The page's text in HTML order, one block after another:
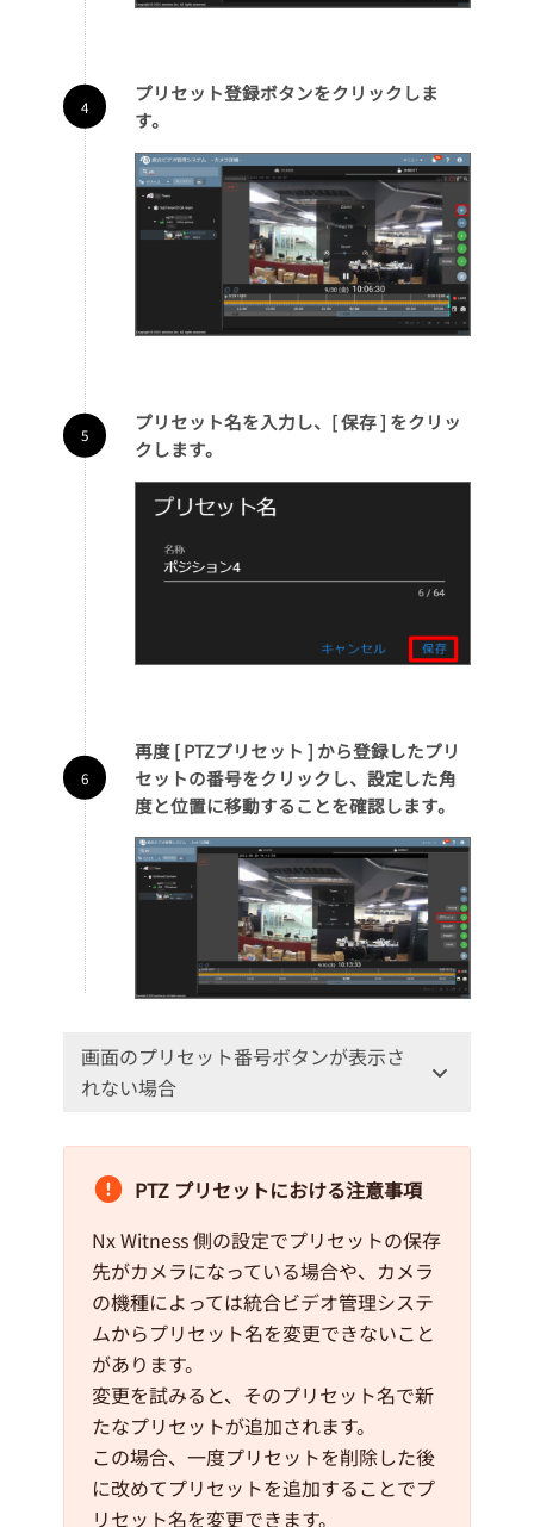
プリセット登録ボタンをクリックしま
す。
プリセット名を入力し、[ 保存 ] をクリッ
クします。
再度 [ PTZプリセット ] から登録したプリ
セットの番号をクリックし、設定した角
度と位置に移動することを確認します。
画面のプリセット番号ボタンが表示さ
れない場合
PTZ プリセットにおける注意事項
Nx Witness 側の設定でプリセットの保存
先がカメラになっている場合や、カメラ
の機種によっては統合ビデオ管理システ
ムからプリセット名を変更できないこと
があります。
変更を試みると、そのプリセット名で新
たなプリセットが追加されます。
この場合、一度プリセットを削除した後
に改めてプリセットを追加することでプ
リセット名を変更できます。